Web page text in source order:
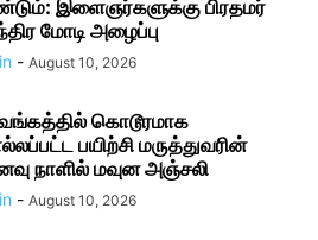
இளைஞர்களுக்கு பிரதமர்
மோடி அழைப்பு
- August 10, 2026
கொடூரமாக
பயிற்சி மருத்துவரின்
நாளில் மவுன அஞ்சலி
- August 10, 2026